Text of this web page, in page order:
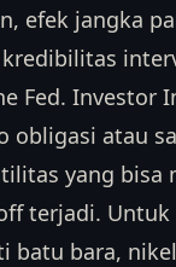
efek jangka
Fed. Investor
obligasi atau
yang bisa
terjadi.
batu bara,